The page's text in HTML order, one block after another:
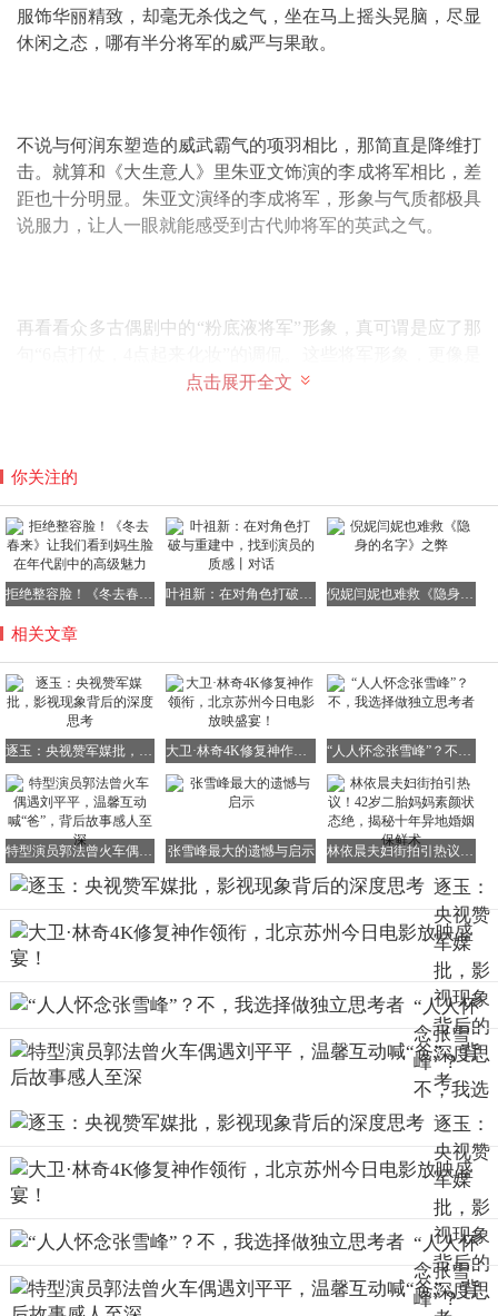
服饰华丽精致，却毫无杀伐之气，坐在马上摇头晃脑，尽显
休闲之态，哪有半分将军的威严与果敢。
不说与何润东塑造的威武霸气的项羽相比，那简直是降维打
击。就算和《大生意人》里朱亚文饰演的李成将军相比，差
距也十分明显。朱亚文演绎的李成将军，形象与气质都极具
说服力，让人一眼就能感受到古代帅将军的英武之气。
再看看众多古偶剧中的“粉底液将军”形象，真可谓是应了那
精心打扮的模特，而非在战场上奋勇杀敌的将领。
过度以颜值为导向的现象。这种现象严重偏离了历史真实和
影响。
历史上不乏长相俊美阴柔的将军，比如兰陵王高长恭。但他
人闻风丧胆。这才是真正的将军，既有俊美的外表，又有勇
猛的战斗力和坚定的意志。
反观《逐玉》中的武安侯，大战之前竟被女主角灌倒，一觉
醒来不关心战局、不整顿军心，反而一心想着找女主谈情说
爱，数万大军沦为男女主恋爱的背景板。网友纷纷吐槽，这
哪是“文弱”，分明是“精神虚弱”，完全失去了将军应有的担
当和责任感。
既然是一部古偶剧，好好拍摄男女主角的谈情说爱情节也无
可厚非。但既然要涉及打仗的情节，塑造将军形象，就应该
尊重历史和军事常识，展现出将军的阳刚之气和血性担当。
而不是一味追求颜值，将将军塑造成不伦不类的“粉底液武
将”。
铁血将军的属性，本就与儿女柔情关联不大。若强行将二者
结合，最终只会让剧情前后不搭，显得不伦不类。
如今的内娱，太需要具有粗犷气质的男性形象了。那些无血
性、不阳刚的“粉底液将军”，真的会一步步毒害现在青少年
的审美和价值观，让他们对真正的英雄形象产生误解。
点击展开全文
你关注的
拒绝整容脸！《冬去春来》让我们看到妈生脸在年代剧中的高级魅力 叶祖新：在对角色打破与重建中，找到演员的质感丨对话 倪妮闫妮也难救《隐身的名字》之弊
相关文章
逐玉：央视赞军媒批，影视现象背后的深度思考 大卫·林奇4K修复神作领衔，北京苏州今日电影放映盛宴！ “人人怀念张雪峰”？不，我选择做独立思考者
特型演员郭法曾火车偶遇刘平平，温馨互动喊“爸”，背后故事感人至深 张雪峰最大的遗憾与启示 林依晨夫妇街拍引热议！42岁二胎妈妈素颜状态绝，揭秘十年异地婚姻保鲜术
逐玉：
央视赞
军媒
批，影
视现象
背后的
深度思
考
“人人怀
念张雪
峰”？
不，我选
择做独立
思考者
逐玉：
央视赞
军媒
批，影
视现象
背后的
深度思
“人人怀
念张雪
峰”？